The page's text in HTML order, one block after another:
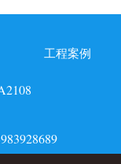
工程案例